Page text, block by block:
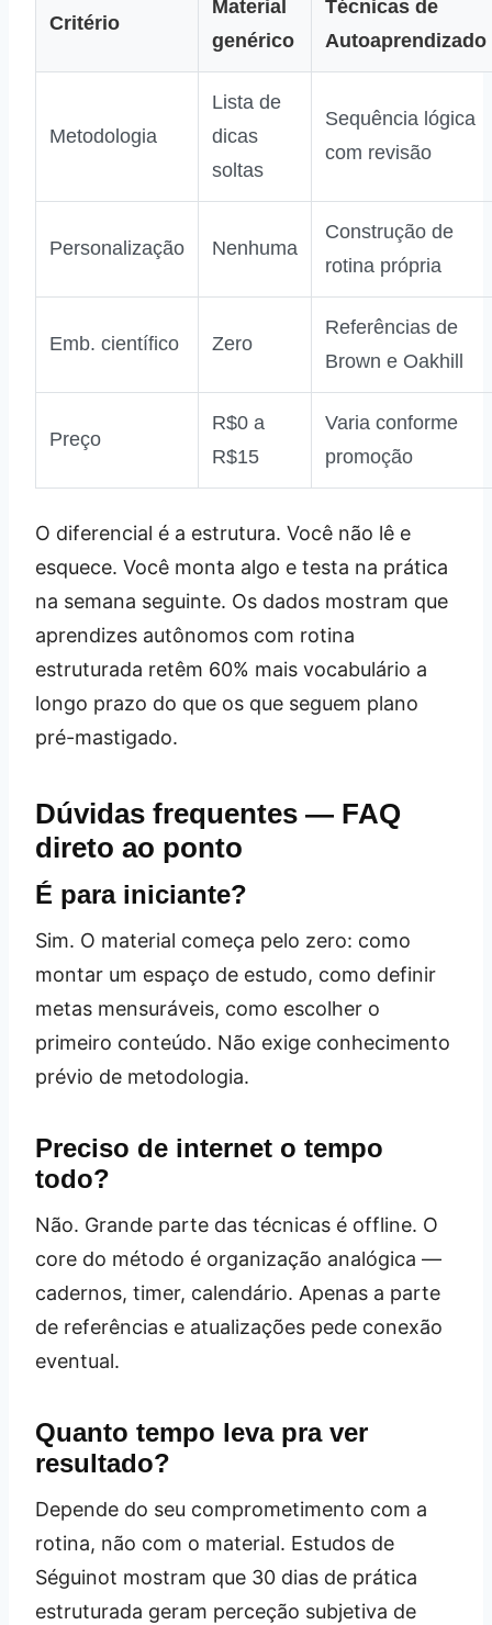
Critério
Material
genérico
Técnicas de
Autoaprendizado
Metodologia
Lista de
dicas
soltas
Sequência lógica
com revisão
Personalização Nenhuma
Construção de
rotina própria
Emb. científico Zero
Referências de
Brown e Oakhill
Preço
R$0 a
R$15
Varia conforme
promoção
O diferencial é a estrutura. Você não lê e
esquece. Você monta algo e testa na prática
na semana seguinte. Os dados mostram que
aprendizes autônomos com rotina
estruturada retêm 60% mais vocabulário a
longo prazo do que os que seguem plano
pré-mastigado.
Dúvidas frequentes — FAQ
direto ao ponto
É para iniciante?
Sim. O material começa pelo zero: como
montar um espaço de estudo, como definir
metas mensuráveis, como escolher o
primeiro conteúdo. Não exige conhecimento
prévio de metodologia.
Preciso de internet o tempo
todo?
Não. Grande parte das técnicas é offline. O
core do método é organização analógica —
cadernos, timer, calendário. Apenas a parte
de referências e atualizações pede conexão
eventual.
Quanto tempo leva pra ver
resultado?
Depende do seu comprometimento com a
rotina, não com o material. Estudos de
Séguinot mostram que 30 dias de prática
estruturada geram perceção subjetiva de